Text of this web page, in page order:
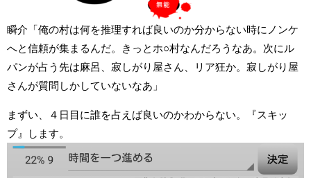
瞬介「俺の村は何を推理すれば良いのか分からない時にノンケ
へと信頼が集まるんだ。きっとホ○村なんだろうなあ。次にル
パンが占う先は麻呂、寂しがり屋さん、リア狂か。寂しがり屋
さんが質問しかしていないなあ」
まずい、４日目に誰を占えば良いのかわからない。『スキッ
プ』します。